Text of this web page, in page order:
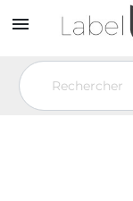

Vêtement de travail